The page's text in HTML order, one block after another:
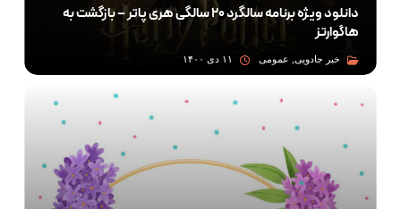
دانلود ویژه برنامه سالگرد ۲۰ سالگی هری پاتر – بازگشت به
هاگوارتز
۱۱ دی ۱۴۰۰ خبر جادویی, عمومی